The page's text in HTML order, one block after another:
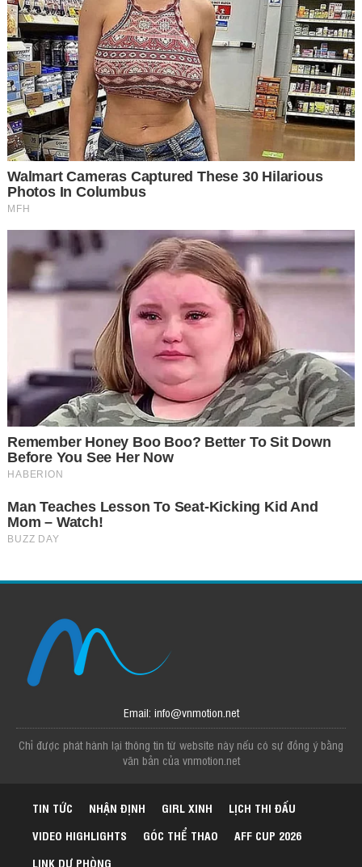
Email: info@vnmotion.net
Chỉ được phát hành lại thông tin từ website này nếu có sự đồng ý bằng
văn bản của vnmotion.net
TIN TỨC NHẬN ĐỊNH GIRL XINH
LỊCH THI ĐẤU
VIDEO HIGHLIGHTS
GÓC THỂ THAO
AFF CUP 2026
LINK DỰ PHÒNG